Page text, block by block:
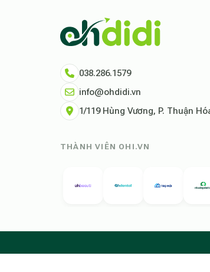
038.286.1579
info@ohdidi.vn
1/119 Hùng Vương, P. Thuận
THÀNH VIÊN OHI.VN